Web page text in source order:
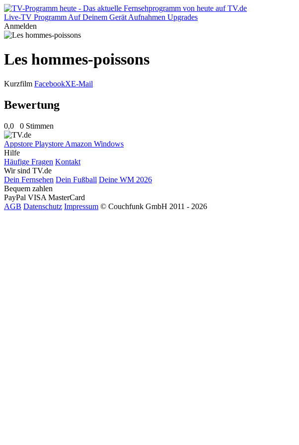
Live-TV Programm Auf Deinem Gerät Aufnahmen Upgrades
Anmelden
Les hommes-poissons
Kurzfilm FacebookXE-Mail
Bewertung
0,0 0 Stimmen
Appstore Playstore Amazon Windows
Hilfe
Häufige Fragen Kontakt
Wir sind TV.de
Dein Fernsehen Dein Fußball Deine WM 2026
Bequem zahlen
PayPal VISA MasterCard
AGB Datenschutz Impressum © Couchfunk GmbH 2011 - 2026